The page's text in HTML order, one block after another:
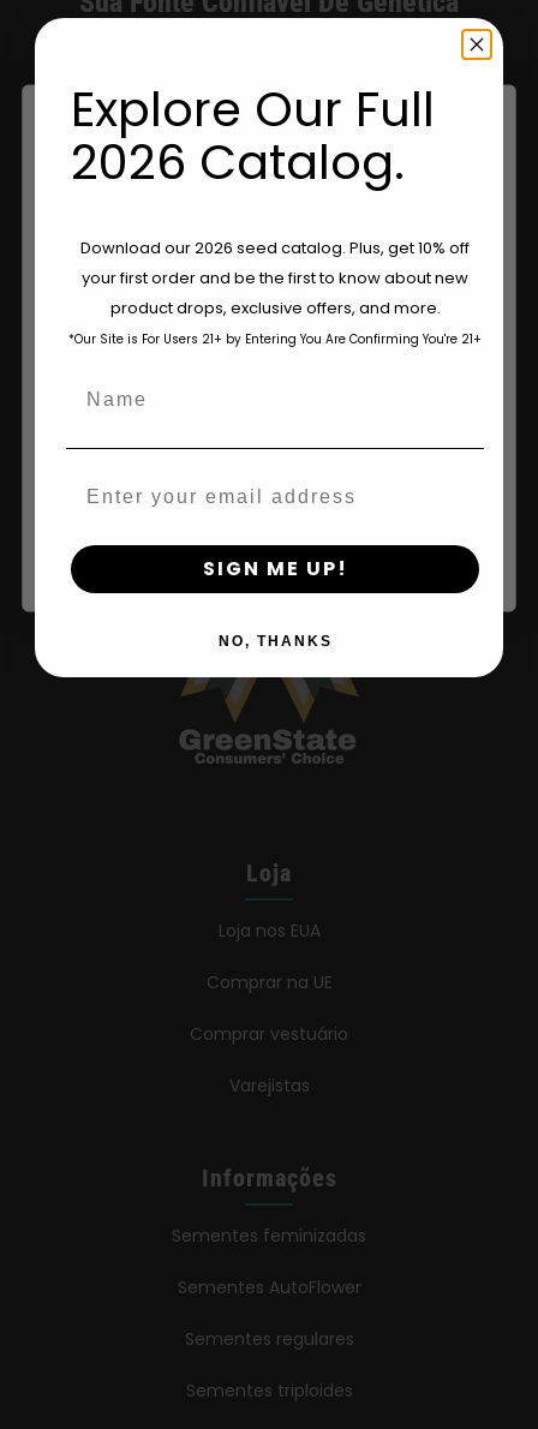
A Humboldt Seed Company fornece sementes de
cannabis premiadas e de alto rendimento com
genética estável, práticas sustentáveis e dedicação à
preservação das melhores variedades da Califórnia.
Loja
Loja nos EUA
Comprar na UE
Comprar vestuário
Varejistas
Informações
Sementes feminizadas
Sementes AutoFlower
Sementes regulares
Sementes triploides
Are You Aged 18 Or Over?
The content and products of our website is reserved for
those of legal age.Please see Terms & Conditions.
By clicking AGREE & ENTER, you confirm you are 18
Explore Our Full
2026 Catalog.
Download our 2026 seed catalog. Plus, get 10% off
your first order and be the first to know about new
product drops, exclusive offers, and more.
*Our Site is For Users 21+ by Entering You Are Confirming You're 21+
SIGN ME UP!
NO, THANKS